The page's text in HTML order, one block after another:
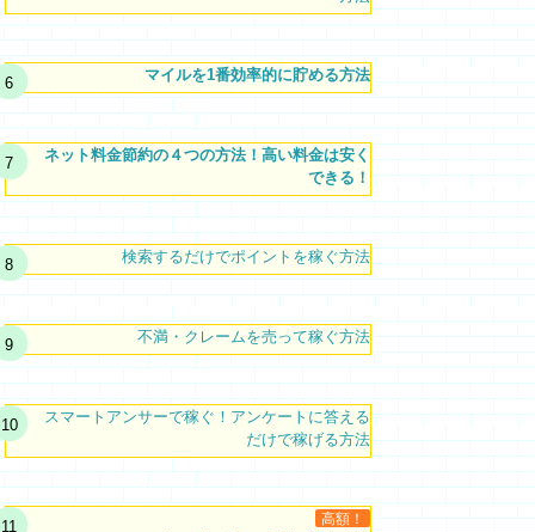
マイルを1番効率的に貯める方法
ネット料金節約の４つの方法！高い料金は安く
できる！
検索するだけでポイントを稼ぐ方法
不満・クレームを売って稼ぐ方法
スマートアンサーで稼ぐ！アンケートに答える
だけで稼げる方法
高額！